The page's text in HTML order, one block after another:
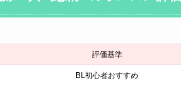
評価基準
BL初心者おすすめ